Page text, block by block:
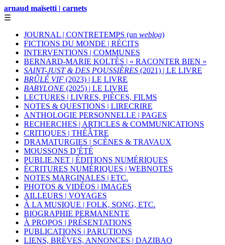
arnaud maïsetti | carnets
☰
JOURNAL | CONTRETEMPS (un weblog)
FICTIONS DU MONDE | RÉCITS
INTERVENTIONS | COMMUNES
BERNARD-MARIE KOLTÈS | « RACONTER BIEN »
SAINT-JUST & DES POUSSIÈRES (2021) | LE LIVRE
BRÛLÉ VIF (2023) | LE LIVRE
BABYLONE (2025) | LE LIVRE
LECTURES | LIVRES, PIÈCES, FILMS
NOTES & QUESTIONS | LIRECRIRE
ANTHOLOGIE PERSONNELLE | PAGES
RECHERCHES | ARTICLES & COMMUNICATIONS
CRITIQUES | THÉÂTRE
DRAMATURGIES | SCÈNES & TRAVAUX
MOUSSONS D’ÉTÉ
PUBLIE.NET | ÉDITIONS NUMÉRIQUES
ÉCRITURES NUMÉRIQUES | WEBNOTES
NOTES MARGINALES | ETC.
PHOTOS & VIDÉOS | IMAGES
AILLEURS | VOYAGES
À LA MUSIQUE | FOLK, SONG, ETC.
BIOGRAPHIE PERMANENTE
À PROPOS | PRÉSENTATIONS
PUBLICATIONS | PARUTIONS
LIENS, BRÈVES, ANNONCES | DAZIBAO